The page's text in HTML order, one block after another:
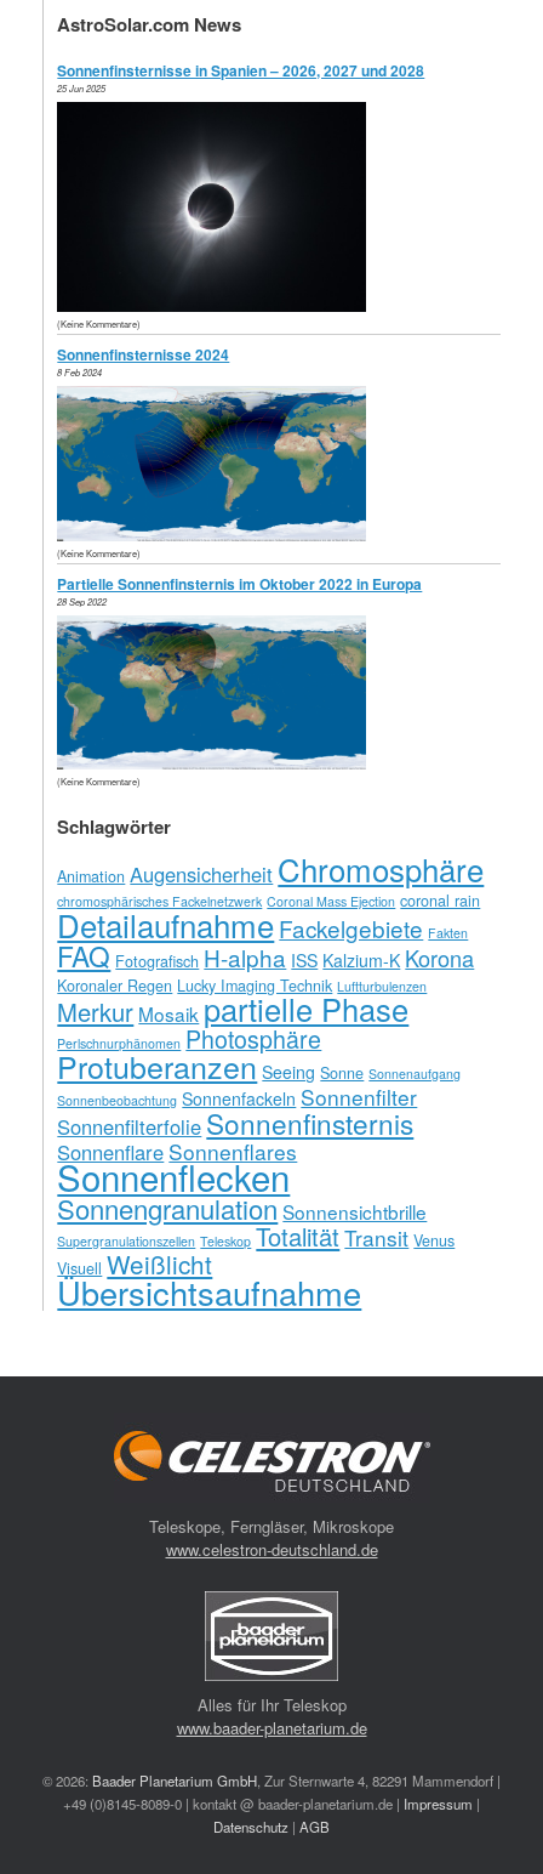
AstroSolar.com News
Sonnenfinsternisse in Spanien – 2026, 2027 und 2028
25 Jun 2025
(Keine Kommentare)
Sonnenfinsternisse 2024
8 Feb 2024
(Keine Kommentare)
Partielle Sonnenfinsternis im Oktober 2022 in Europa
28 Sep 2022
(Keine Kommentare)
Schlagwörter
Animation Augensicherheit Chromosphäre
chromosphärisches Fackelnetzwerk Coronal Mass Ejection coronal rain
DetailaufnahmeFackelgebiete Fakten
FAQ Fotografisch H-alpha ISS Kalzium-K Korona
Koronaler Regen Lucky Imaging Technik Luftturbulenzen
Merkur Mosaik partielle Phase
Perlschnurphänomen Photosphäre
Protuberanzen Seeing Sonne Sonnenaufgang
Sonnenbeobachtung Sonnenfackeln Sonnenfilter
Sonnenfilterfolie Sonnenfinsternis
Sonnenflare Sonnenflares
Sonnenflecken
SonnengranulationSonnensichtbrille
Supergranulationszellen Teleskop TotalitätTransit Venus
Visuell Weißlicht
Übersichtsaufnahme
Teleskope, Ferngläser, Mikroskope
www.celestron-deutschland.de
Alles für Ihr Teleskop
www.baader-planetarium.de
© 2026: Baader Planetarium GmbH, Zur Sternwarte 4, 82291 Mammendorf |
+49 (0)8145-8089-0 | kontakt @ baader-planetarium.de | Impressum |
Datenschutz | AGB